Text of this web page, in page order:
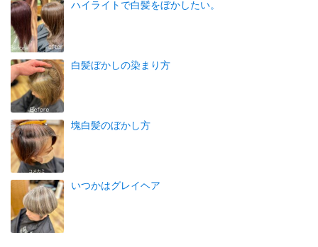
ハイライトで白髪をぼかしたい。
白髪ぼかしの染まり方
塊白髪のぼかし方
いつかはグレイヘア